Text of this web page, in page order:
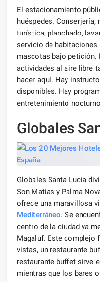
El estacionamiento
huéspedes.
turística, planchado,
servicio de habitaciones
mascotas bajo petición.
actividades al aire libre
hacer aquí. Hay
disponibles. Hay
entretenimiento
Globales
Globales Santa Lucia
Son Matias y Palma
ofrece una maravillosa
Mediterráneo. Se
centro de la ciudad ya
Magaluf. Este complejo
vistas, un restaurante
restaurante buffet sirve
mientras que los bares